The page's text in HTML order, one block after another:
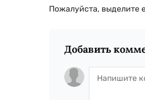
Пожалуйста, выделите
Добавить